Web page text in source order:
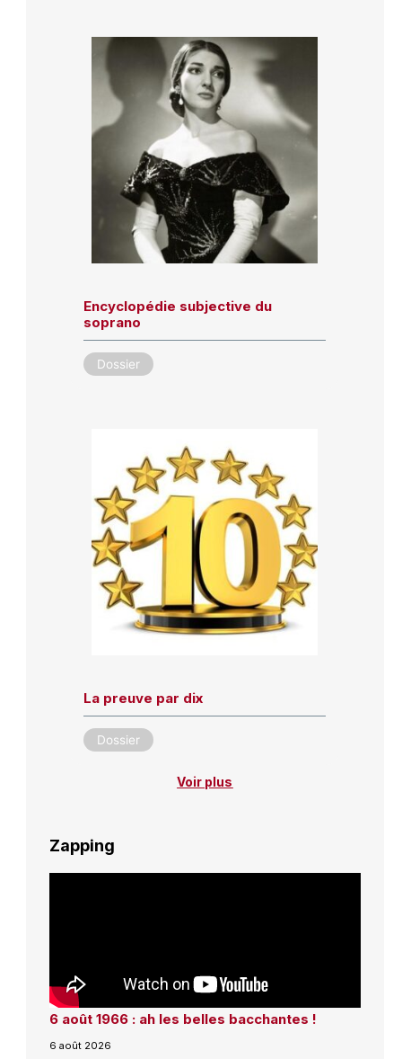
Encyclopédie subjective du
soprano
Dossier
La preuve par dix
Dossier
Voir plus
Zapping
6 août 1966 : ah les belles bacchantes !
6 août 2026